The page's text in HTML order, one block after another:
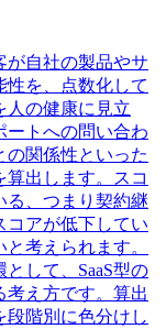
が自社の製品やサ
性を、点数化して
人の健康に見立
ートへの問い合わ
の関係性といった
出します。スコ
る、つまり契約継
コアが低下してい
考えられます。
して、SaaS型の
考え方です。算出
段階別に色分けし